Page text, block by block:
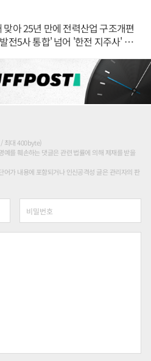
맞아 25년 만에 전력산업 구조개편
전5사 통합' 넘어 '한전 지주사' 재편
최대 400byte)
예를 훼손하는 댓글은 관련 법률에 의해 제재를 받을
어가 내용에 포함되거나 인신공격성 글은 관리자의 판